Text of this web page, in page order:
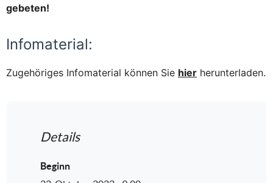
gebeten!
Infomaterial:
Zugehöriges Infomaterial können Sie hier herunterladen.
Details
Beginn